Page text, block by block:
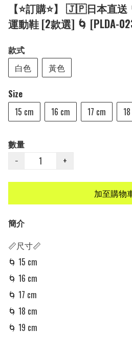
【⭐訂購⭐】 🇯🇵日本直送
運動鞋 [2款選] 🌀 [PLDA-
款式
白色
黃色
Size
15 cm
16 cm 17 cm
數量
−
+
加至購物
簡介
📏尺寸📏
🌀 15 cm
🌀 16 cm
🌀 17 cm
🌀 18 cm
🌀 19 cm